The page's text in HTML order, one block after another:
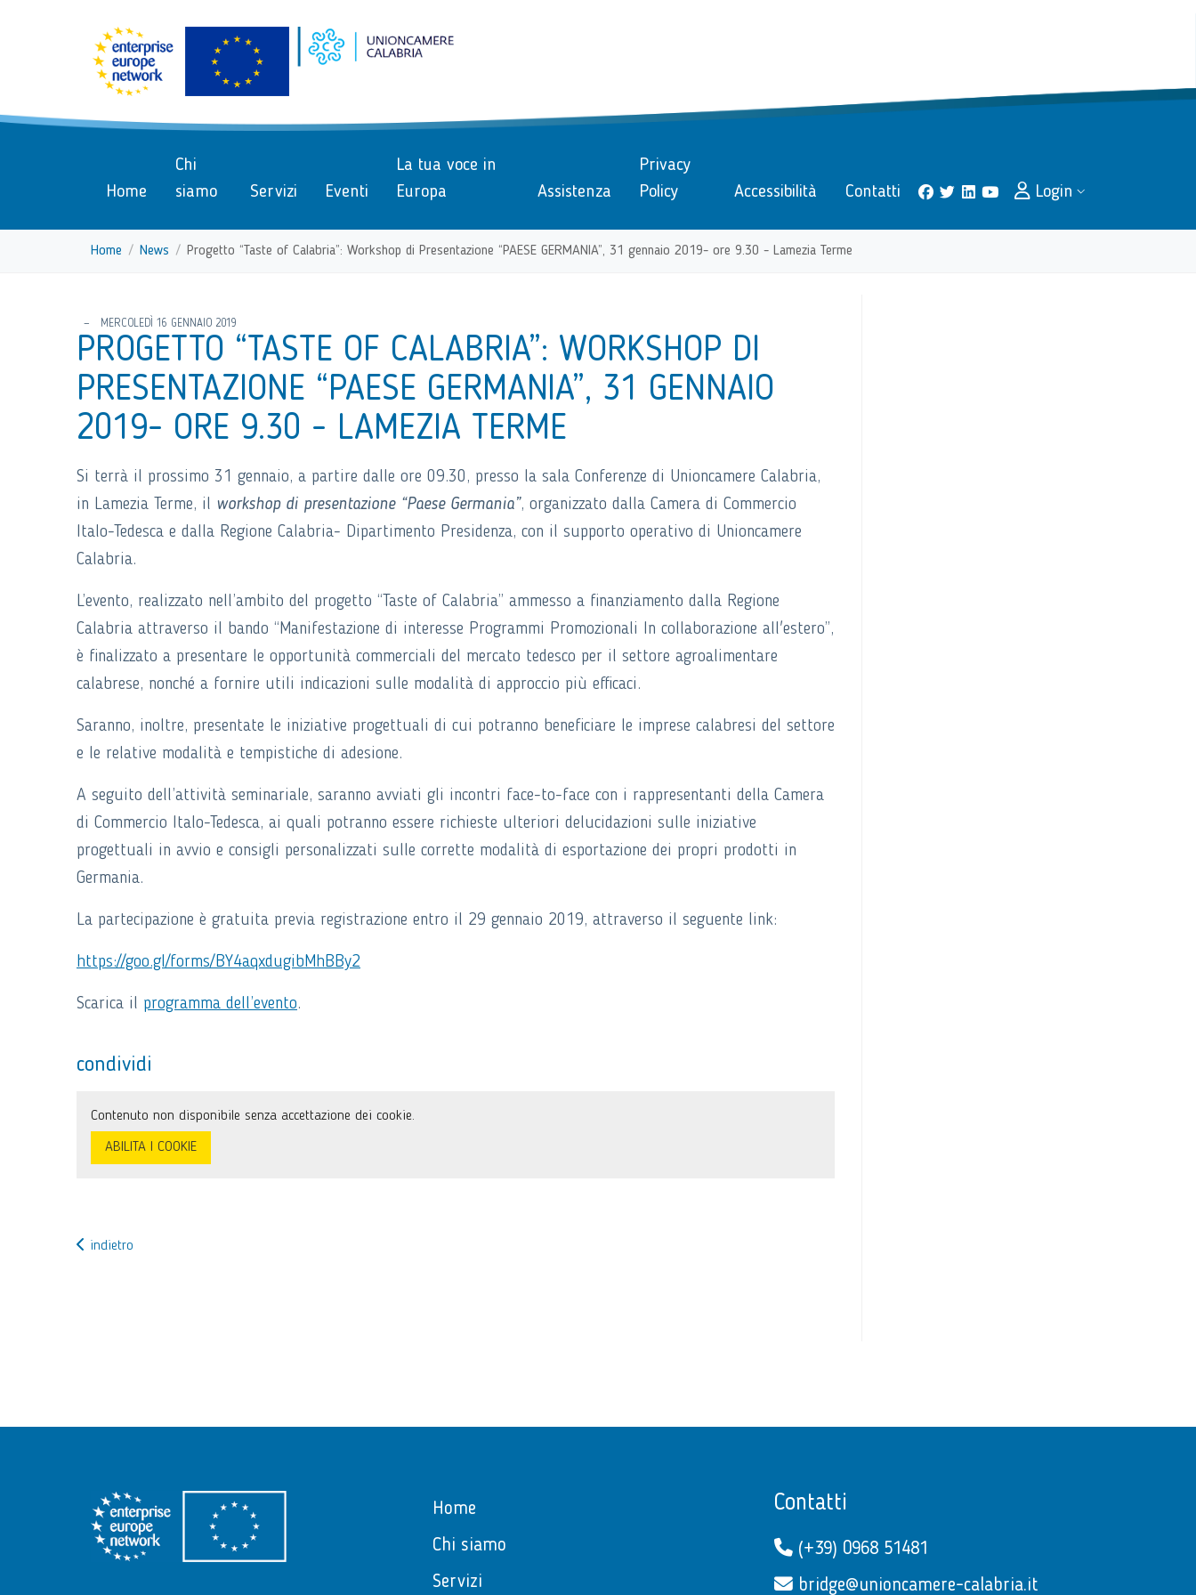
Vai ai contenuti
Menu di navigazione
Home
Chi
siamo
Servizi Eventi
La tua voce in
Europa
Assistenza
Privacy
Policy
Accessibilità Contatti Login
Home News Progetto “Taste of Calabria”: Workshop di Presentazione “PAESE GERMANIA”, 31 gennaio 2019- ore 9.30 - Lamezia Terme
MERCOLEDÌ 16 GENNAIO 2019
PROGETTO “TASTE OF CALABRIA”: WORKSHOP DI
PRESENTAZIONE “PAESE GERMANIA”, 31 GENNAIO
2019- ORE 9.30 - LAMEZIA TERME
Si terrà il prossimo 31 gennaio, a partire dalle ore 09.30, presso la sala Conferenze di Unioncamere Calabria,
in Lamezia Terme, il workshop di presentazione “Paese Germania”, organizzato dalla Camera di Commercio
Italo-Tedesca e dalla Regione Calabria- Dipartimento Presidenza, con il supporto operativo di Unioncamere
Calabria.
L’evento, realizzato nell’ambito del progetto “Taste of Calabria” ammesso a finanziamento dalla Regione
Calabria attraverso il bando “Manifestazione di interesse Programmi Promozionali In collaborazione all'estero”,
è finalizzato a presentare le opportunità commerciali del mercato tedesco per il settore agroalimentare
calabrese, nonché a fornire utili indicazioni sulle modalità di approccio più efficaci.
Saranno, inoltre, presentate le iniziative progettuali di cui potranno beneficiare le imprese calabresi del settore
e le relative modalità e tempistiche di adesione.
A seguito dell’attività seminariale, saranno avviati gli incontri face-to-face con i rappresentanti della Camera
di Commercio Italo-Tedesca, ai quali potranno essere richieste ulteriori delucidazioni sulle iniziative
progettuali in avvio e consigli personalizzati sulle corrette modalità di esportazione dei propri prodotti in
Germania.
La partecipazione è gratuita previa registrazione entro il 29 gennaio 2019, attraverso il seguente link:
https://goo.gl/forms/BY4aqxdugibMhBBy2
Scarica il programma dell’evento.
condividi
Contenuto non disponibile senza accettazione dei cookie.
ABILITA I COOKIE
indietro
Home
Chi siamo
Servizi
Contatti
(+39) 0968 51481
bridge@unioncamere-calabria.it